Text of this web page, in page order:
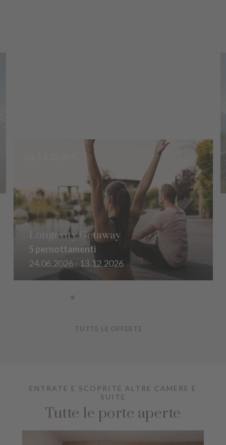
Longevity Getaway
5 pernottamenti
24.06.2026 - 13.12.2026
TUTTE LE OFFERTE
ENTRATE E SCOPRITE ALTRE CAMERE E
SUITE
Tutte le porte aperte